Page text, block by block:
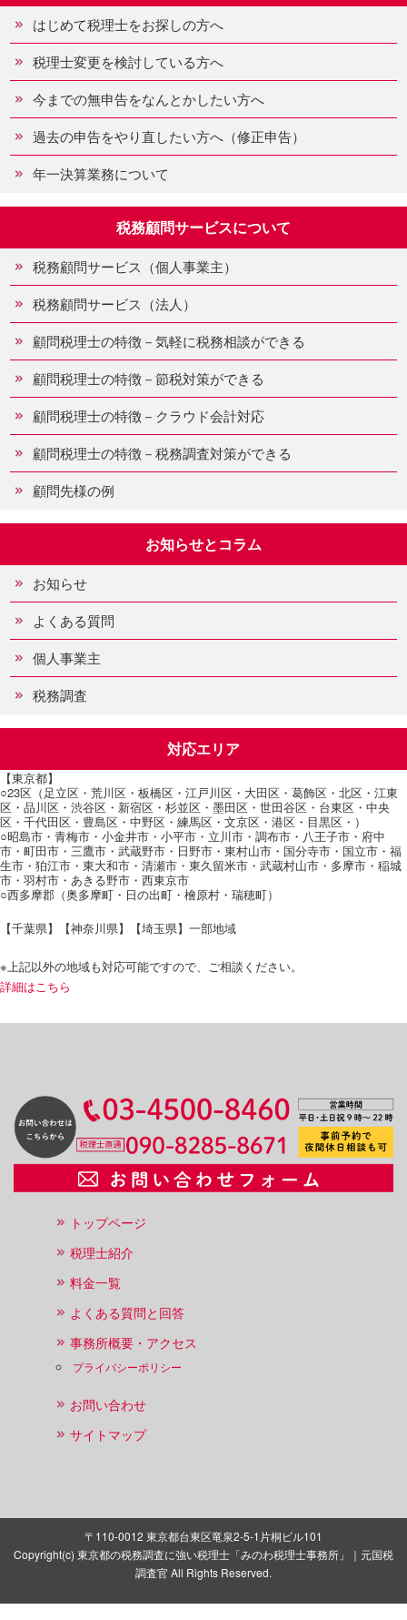
はじめて税理士をお探しの方へ
税理士変更を検討している方へ
今までの無申告をなんとかしたい方へ
過去の申告をやり直したい方へ（修正申告）
年一決算業務について
税務顧問サービスについて
税務顧問サービス（個人事業主）
税務顧問サービス（法人）
顧問税理士の特徴－気軽に税務相談ができる
顧問税理士の特徴－節税対策ができる
顧問税理士の特徴－クラウド会計対応
顧問税理士の特徴－税務調査対策ができる
顧問先様の例
お知らせとコラム
お知らせ
よくある質問
個人事業主
税務調査
対応エリア
【東京都】
○23区（足立区・荒川区・板橋区・江戸川区・大田区・葛飾区・北区・江東
区・品川区・渋谷区・新宿区・杉並区・墨田区・世田谷区・台東区・中央
区・千代田区・豊島区・中野区・練馬区・文京区・港区・目黒区・）
○昭島市・青梅市・小金井市・小平市・立川市・調布市・八王子市・府中
市・町田市・三鷹市・武蔵野市・日野市・東村山市・国分寺市・国立市・福
生市・狛江市・東大和市・清瀬市・東久留米市・武蔵村山市・多摩市・稲城
市・羽村市・あきる野市・西東京市
○西多摩郡（奥多摩町・日の出町・檜原村・瑞穂町）
【千葉県】【神奈川県】【埼玉県】一部地域
※上記以外の地域も対応可能ですので、ご相談ください。
詳細はこちら
トップページ
税理士紹介
料金一覧
よくある質問と回答
事務所概要・アクセス
プライバシーポリシー
お問い合わせ
サイトマップ
〒110-0012 東京都台東区竜泉2-5-1片桐ビル101
Copyright(c) 東京都の税務調査に強い税理士「みのわ税理士事務所」｜元国税
調査官 All Rights Reserved.